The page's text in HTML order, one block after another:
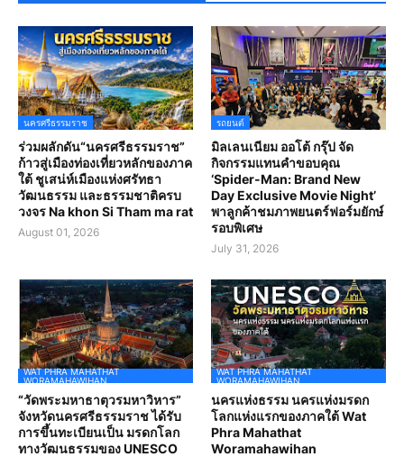
นครศรีธรรมราช
ร่วมผลักดัน“นครศรีธรรมราช”
ก้าวสู่เมืองท่องเที่ยวหลักของภาค
ใต้ ชูเสน่ห์เมืองแห่งศรัทธา
วัฒนธรรม และธรรมชาติครบ
วงจร Na khon Si Tham ma rat
August 01, 2026
รถยนต์
มิลเลนเนียม ออโต้ กรุ๊ป จัด
กิจกรรมแทนคำขอบคุณ
‘Spider-Man: Brand New
Day Exclusive Movie Night’
พาลูกค้าชมภาพยนตร์ฟอร์มยักษ์
รอบพิเศษ
July 31, 2026
WAT PHRA MAHATHAT
WORAMAHAWIHAN
“วัดพระมหาธาตุวรมหาวิหาร”
จังหวัดนครศรีธรรมราช ได้รับ
การขึ้นทะเบียนเป็น มรดกโลก
ทางวัฒนธรรมของ UNESCO
WAT PHRA MAHATHAT
WORAMAHAWIHAN
นครแห่งธรรม นครแห่งมรดก
โลกแห่งแรกของภาคใต้ Wat
Phra Mahathat
Woramahawihan